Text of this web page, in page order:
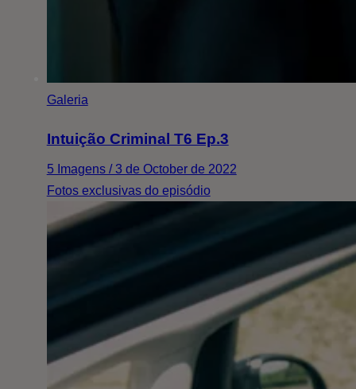
Galeria
Intuição Criminal T6 Ep.3
5 Imagens / 3 de October de 2022
Fotos exclusivas do episódio